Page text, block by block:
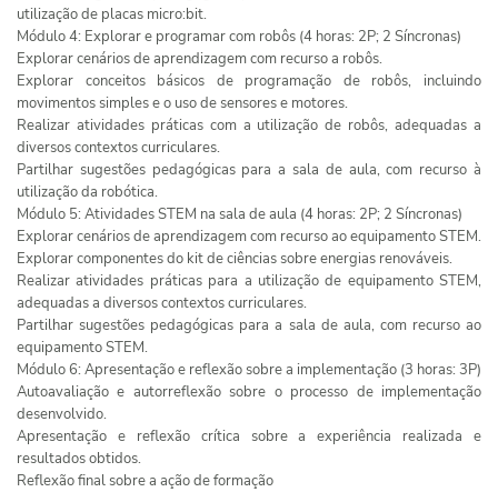
utilização de placas micro:bit.
Módulo 4: Explorar e programar com robôs (4 horas: 2P; 2 Síncronas)
Explorar cenários de aprendizagem com recurso a robôs.
Explorar conceitos básicos de programação de robôs, incluindo
movimentos simples e o uso de sensores e motores.
Realizar atividades práticas com a utilização de robôs, adequadas a
diversos contextos curriculares.
Partilhar sugestões pedagógicas para a sala de aula, com recurso à
utilização da robótica.
Módulo 5: Atividades STEM na sala de aula (4 horas: 2P; 2 Síncronas)
Explorar cenários de aprendizagem com recurso ao equipamento STEM.
Explorar componentes do kit de ciências sobre energias renováveis.
Realizar atividades práticas para a utilização de equipamento STEM,
adequadas a diversos contextos curriculares.
Partilhar sugestões pedagógicas para a sala de aula, com recurso ao
equipamento STEM.
Módulo 6: Apresentação e reflexão sobre a implementação (3 horas: 3P)
Autoavaliação e autorreflexão sobre o processo de implementação
desenvolvido.
Apresentação e reflexão crítica sobre a experiência realizada e
resultados obtidos.
Reflexão final sobre a ação de formação